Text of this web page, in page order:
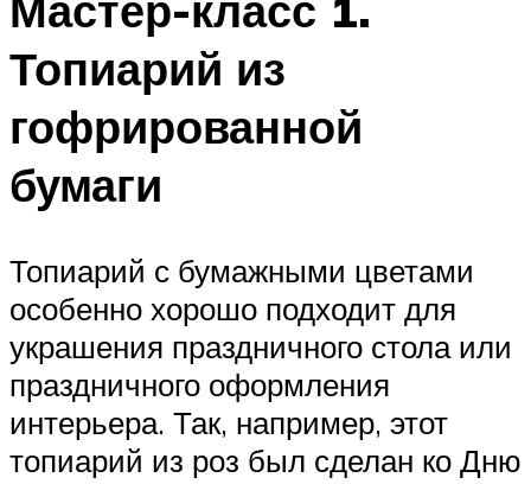
Топиарий из
гофрированной
бумаги
Топиарий с бумажными цветами
особенно хорошо подходит для
украшения праздничного стола или
праздничного оформления
интерьера. Так, например, этот
топиарий из роз был сделан ко Дню